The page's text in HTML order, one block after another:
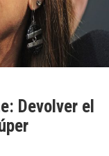
Devolver el